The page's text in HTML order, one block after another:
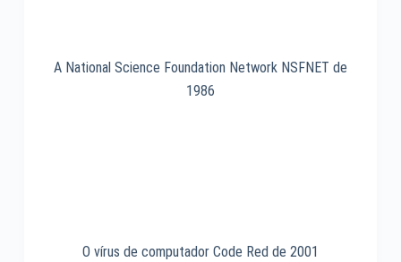
A National Science Foundation Network NSFNET de
1986
O vírus de computador Code Red de 2001